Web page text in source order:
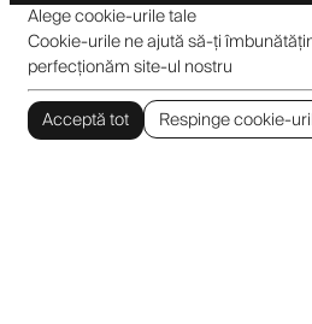
Alege cookie-urile tale
Cookie-urile ne ajută să-ți
perfecționăm site-ul nostru
Acceptă tot
Respinge cookie-